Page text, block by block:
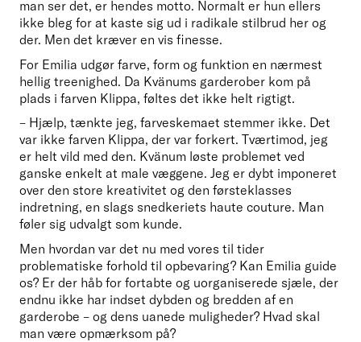
man ser det, er hendes motto. Normalt er hun ellers
ikke bleg for at kaste sig ud i radikale stilbrud her og
For Emilia udgør farve, form og funktion en nærmest
hellig treenighed. Da Kvänums garderober kom på
plads i farven Klippa, føltes det ikke helt rigtigt.
– Hjælp, tænkte jeg, farveskemaet stemmer ikke. Det
var ikke farven Klippa, der var forkert. Tværtimod, jeg
er helt vild med den. Kvänum løste problemet ved
ganske enkelt at male væggene. Jeg er dybt imponeret
over den store kreativitet og den førsteklasses
indretning, en slags snedkeriets haute couture. Man
føler sig udvalgt som kunde.
Men hvordan var det nu med vores til tider
problematiske forhold til opbevaring? Kan Emilia guide
os? Er der håb for fortabte og uorganiserede sjæle, der
endnu ikke har indset dybden og bredden af en
garderobe – og dens uanede muligheder? Hvad skal
man være opmærksom på?